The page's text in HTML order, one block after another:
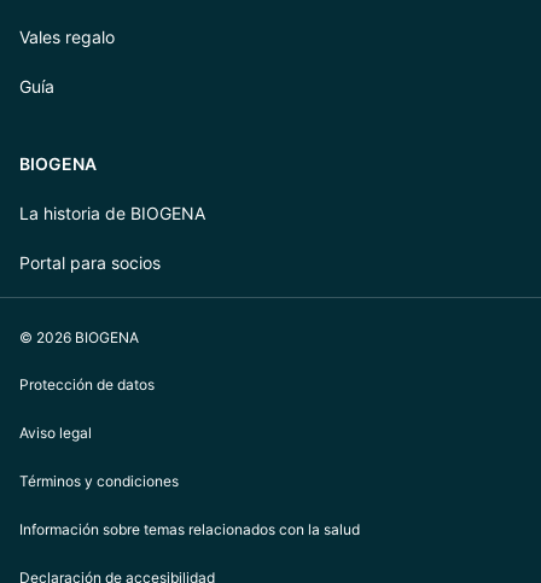
Vales regalo
Guía
BIOGENA
La historia de BIOGENA
Portal para socios
© 2026 BIOGENA
Protección de datos
Aviso legal
Términos y condiciones
Información sobre temas relacionados con la salud
Declaración de accesibilidad